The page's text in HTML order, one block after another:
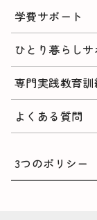
学費サポート
ひとり暮らしサ
専門実践教育
よくある質問
3つのポリシー